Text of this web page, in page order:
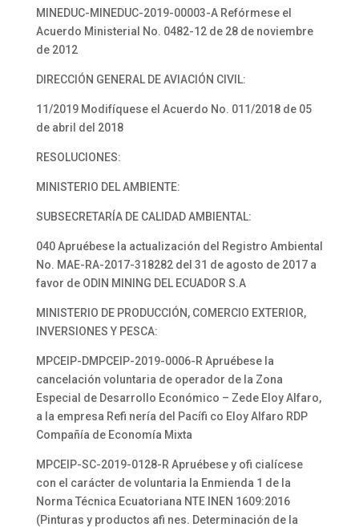
MINEDUC-MINEDUC-2019-00003-A Refórmese el
Acuerdo Ministerial No. 0482-12 de 28 de noviembre
de 2012
DIRECCIÓN GENERAL DE AVIACIÓN CIVIL:
11/2019 Modifíquese el Acuerdo No. 011/2018 de 05
de abril del 2018
RESOLUCIONES:
MINISTERIO DEL AMBIENTE:
SUBSECRETARÍA DE CALIDAD AMBIENTAL:
040 Apruébese la actualización del Registro Ambiental
No. MAE-RA-2017-318282 del 31 de agosto de 2017 a
favor de ODIN MINING DEL ECUADOR S.A
MINISTERIO DE PRODUCCIÓN, COMERCIO EXTERIOR,
INVERSIONES Y PESCA:
MPCEIP-DMPCEIP-2019-0006-R Apruébese la
cancelación voluntaria de operador de la Zona
Especial de Desarrollo Económico – Zede Eloy Alfaro,
a la empresa Refi nería del Pacífi co Eloy Alfaro RDP
Compañía de Economía Mixta
MPCEIP-SC-2019-0128-R Apruébese y ofi cialícese
con el carácter de voluntaria la Enmienda 1 de la
Norma Técnica Ecuatoriana NTE INEN 1609:2016
(Pinturas y productos afi nes. Determinación de la